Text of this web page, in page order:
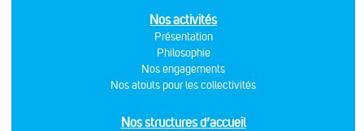
Nos activités
Présentation
Philosophie
Nos engagements
Nos atouts pour les collectivités
Nos structures d’accueil